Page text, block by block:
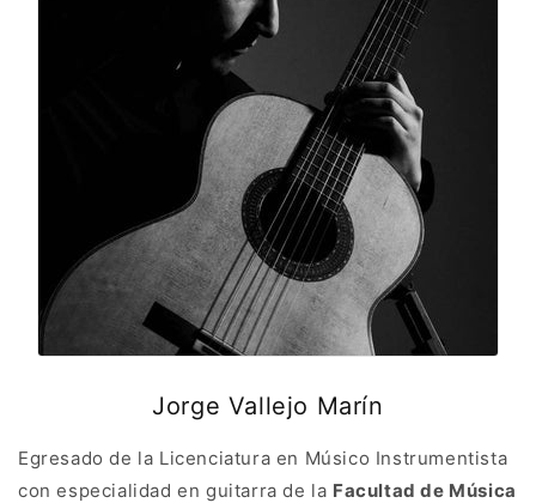
Jorge Vallejo Marín
Egresado de la Licenciatura en Músico Instrumentista
con especialidad en guitarra de la Facultad de Música